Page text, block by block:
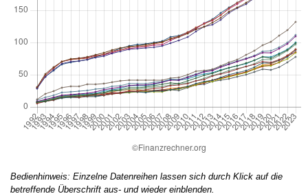
Bedienhinweis: Einzelne Datenreihen lassen sich durch Klick auf die
betreffende Überschrift aus- und wieder einblenden.